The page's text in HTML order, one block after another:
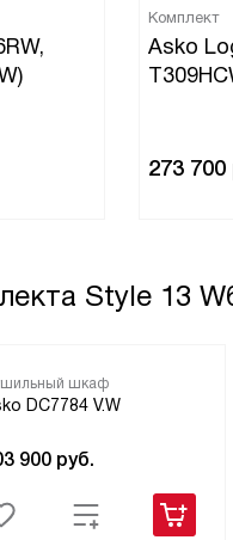
Комплект
Asko
273 700
Style 13
шкаф
DC7784 V.W
900 руб.